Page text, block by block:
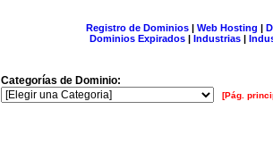
Registro de Dominios| Web Hosting |
Dominios Expirados | Industrias |
Categorías de Dominio:
[Pág.